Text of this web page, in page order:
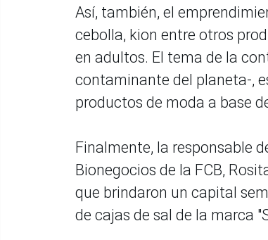
Así, también, el
cebolla, kion entre otros
en adultos. El tema de la
contaminante del planeta-,
productos de moda a base
Finalmente, la responsable
Bionegocios de la FCB,
que brindaron un capital
de cajas de sal de la marca